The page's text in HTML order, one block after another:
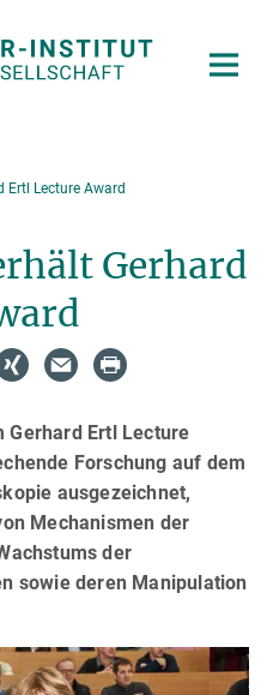
Ertl Lecture Award
Gerhard
Gerhard Ertl Lecture
Forschung auf dem
ausgezeichnet,
Mechanismen der
der
sowie deren Manipulation